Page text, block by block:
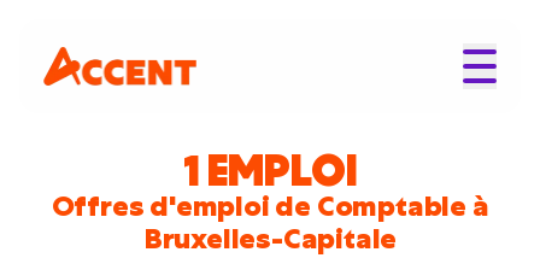
1 EMPLOI
Offres d'emploi de Comptable à
Bruxelles-Capitale